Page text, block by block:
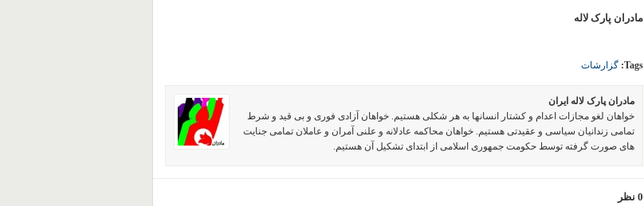
مادران پارک لاله
Tags: گزارشات
مادران پارک لاله ایران
خواهان لغو مجازات اعدام و کشتار انسانها به هر شکلی هستیم. خواهان آزادی فوری و بی قید و شرط
تمامی زندانیان سیاسی و عقیدتی هستیم. خواهان محاکمه عادلانه و علنی آمران و عاملان تمامی جنایت
های صورت گرفته توسط حکومت جمهوری اسلامی از ابتدای تشکیل آن هستیم.
0 نظر